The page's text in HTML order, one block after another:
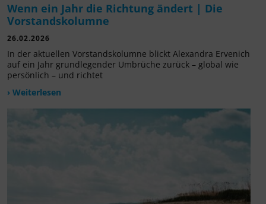
Wenn ein Jahr die Richtung ändert | Die
Vorstandskolumne
26.02.2026
In der aktuellen Vorstandskolumne blickt Alexandra Ervenich
auf ein Jahr grundlegender Umbrüche zurück – global wie
persönlich – und richtet
› Weiterlesen